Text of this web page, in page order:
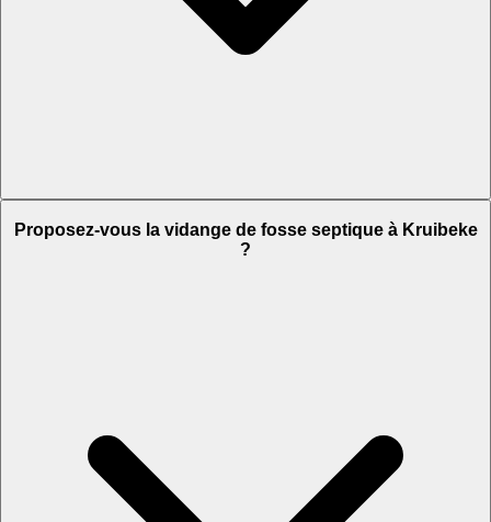
Proposez-vous la vidange de fosse septique à Kruibeke
?